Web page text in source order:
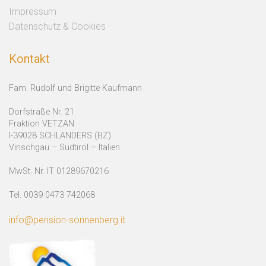
Impressum
Datenschutz & Cookies
Kontakt
Fam. Rudolf und Brigitte Kaufmann
Dorfstraße Nr. 21
Fraktion VETZAN
I-39028 SCHLANDERS (BZ)
Vinschgau – Südtirol – Italien
MwSt. Nr. IT 01289670216
Tel. 0039 0473 742068
info@pension-sonnenberg.it